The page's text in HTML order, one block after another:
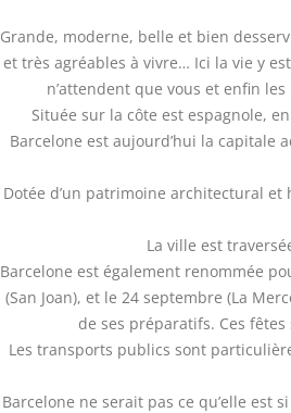
Grande, moderne, belle et bien
et très agréables à vivre… Ici la vie y
n’attendent que vous et enfin
Située sur la côte est espagnole,
Barcelone est aujourd’hui la capitale
Dotée d’un patrimoine architectural
La ville est
Barcelone est également renommée
(San Joan), et le 24 septembre (La
de ses préparatifs. Ces
Les transports publics sont
Barcelone ne serait pas ce qu’elle est